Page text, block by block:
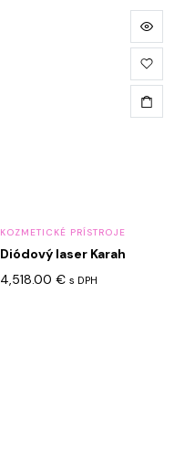
KOZMETICKÉ PRÍSTROJE
Diódový laser Karah
4,518.00 € s DPH